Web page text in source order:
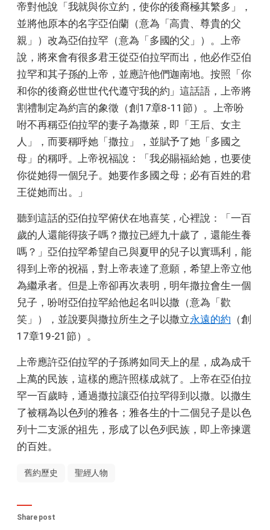
帝對他說「我就與你立約，使你的後裔極其繁多」，
並將他原本的名字亞伯蘭（意為「高貴、尊貴的父
親」）改為亞伯拉罕（意為「多國的父」）。上帝
說，將來會有很多君王從亞伯拉罕而出，他必作亞伯
拉罕和其子孫的上帝，並應許他們迦南地。按照「你
和你的後裔必世世代代遵守我的約」這話語，上帝將
割禮制定為約言的象徵（創17章8-11節）。上帝吩
咐不再稱亞伯拉罕的妻子為撒萊，即「王后、女主
人」，而要稱呼她「撒拉」，並賦予了她「多國之
母」的稱呼。上帝祝福說：「我必賜福給她，也要使
你從她得一個兒子。她要作多國之母；必有百姓的君
王從她而出。」
聽到這話的亞伯拉罕俯伏在地喜笑，心裡說：「一百
歲的人還能得孩子嗎？撒拉已經九十歲了，還能生養
嗎？」亞伯拉罕希望自己與夏甲的兒子以實瑪利，能
得到上帝的祝福，對上帝表達了意願，希望上帝立他
為繼承者。但是上帝卻再次表明，明年撒拉會生一個
兒子，吩咐亞伯拉罕給他起名叫以撒（意為「歡
笑」），並說要與撒拉所生之子以撒立永遠的約 （創
17章19-21節）。
上帝應許亞伯拉罕的子孫將如同天上的星，成為成千
上萬的民族，這樣的應許照樣成就了。上帝在亞伯拉
罕一百歲時，通過撒拉讓亞伯拉罕得到以撒。以撒生
了被稱為以色列的雅各；雅各生的十二個兒子是以色
列十二支派的祖先，形成了以色列民族，即上帝揀選
的百姓。
舊約歷史 聖經人物
Share post